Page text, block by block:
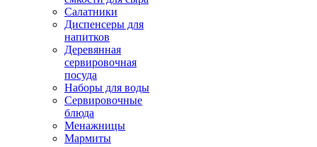
Салатники
Диспенсеры для
напитков
Деревянная
сервировочная
посуда
Наборы для воды
Сервировочные
блюда
Менажницы
Мармиты